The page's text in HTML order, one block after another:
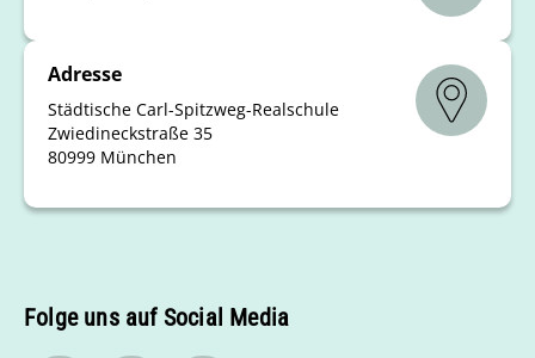
Adresse
Städtische Carl-Spitzweg-Realschule
Zwiedineckstraße 35
80999 München
Folge uns auf Social Media